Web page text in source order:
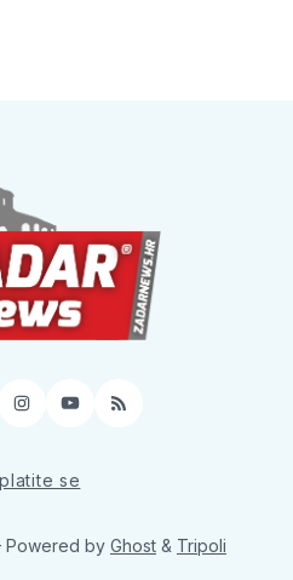
Instagram
YouTube
RSS
se
Powered by Ghost & Tripoli